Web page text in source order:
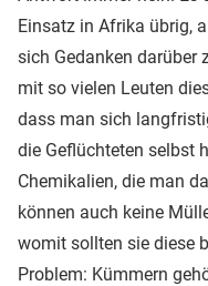
Einsatz in Afrika übrig,
sich Gedanken darüber
mit so vielen Leuten
dass man sich
die Geflüchteten selbst
Chemikalien, die man
können auch keine
womit sollten sie diese
Problem: Kümmern